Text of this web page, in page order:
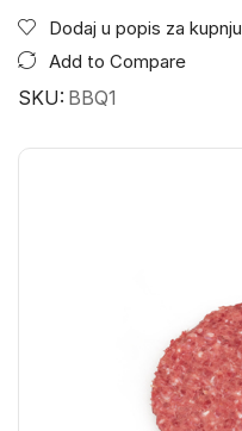
Dodaj u popis za kupnju
Add to Compare
SKU: BBQ1